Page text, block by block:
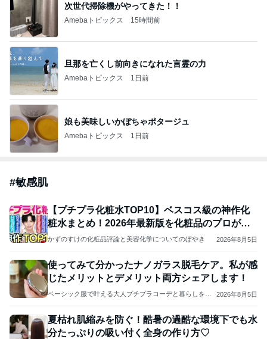
次世代掃除機がやってきた！！
Amebaトピックス 15時間前
旦那を亡くし前向きになれた言霊の力
Amebaトピックス 1日前
娘も美味しいかぼちゃポタージュ
Amebaトピックス 1日前
#敏感肌
【プチプラ化粧水TOP10】ベスコス級の神作化
粧水まとめ！2026年最新版を化粧品のプロが厳
選！
かずのすけの化粧品評論と美容化学についてのぼやき 2026年8月5日
使ってみて分かったナノガラス脱毛ケア。私が感
じたメリットとデメリット両方シェアします！
ベーシック服で叶える大人プチプラコーデと暮らしを整
2026年8月5日
夏枯れ肌縮みを防ぐ！酷暑の過酷な環境下でも水
分たっぷりの吸い付く全身の作り方♡